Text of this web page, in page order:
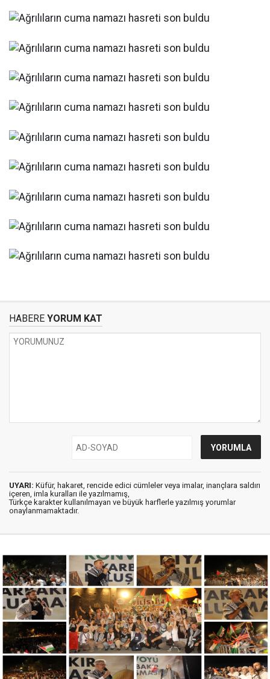
HABERE YORUM KAT
UYARI: Küfür, hakaret, rencide edici cümleler veya imalar, inançlara saldırı
içeren, imla kuralları ile yazılmamış,
Türkçe karakter kullanılmayan ve büyük harflerle yazılmış yorumlar
onaylanmamaktadır.